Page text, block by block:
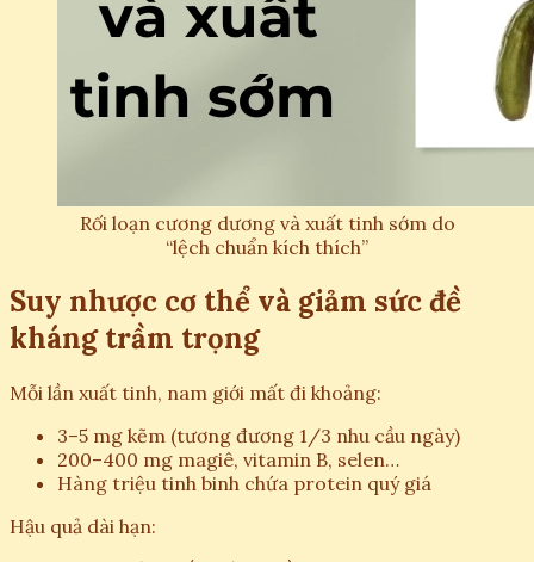
Rối loạn cương dương và xuất tinh sớm do
“lệch chuẩn kích thích”
Suy nhược cơ thể và giảm sức đề
kháng trầm trọng
Mỗi lần xuất tinh, nam giới mất đi khoảng:
3–5 mg kẽm (tương đương 1/3 nhu cầu ngày)
200–400 mg magiê, vitamin B, selen…
Hàng triệu tinh binh chứa protein quý giá
Hậu quả dài hạn: